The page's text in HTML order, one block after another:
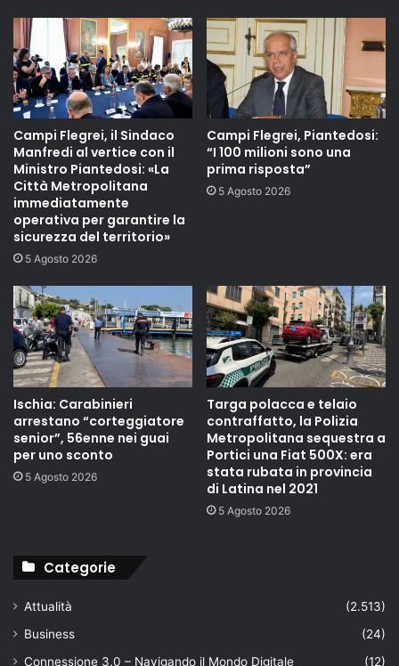
Campi Flegrei, il Sindaco
Manfredi al vertice con il
Ministro Piantedosi: «La
Città Metropolitana
immediatamente
operativa per garantire la
sicurezza del territorio»
5 Agosto 2026
Campi Flegrei, Piantedosi:
“I 100 milioni sono una
prima risposta”
5 Agosto 2026
Ischia: Carabinieri
arrestano “corteggiatore
senior”, 56enne nei guai
per uno sconto
5 Agosto 2026
Targa polacca e telaio
contraffatto, la Polizia
Metropolitana sequestra a
Portici una Fiat 500X: era
stata rubata in provincia
di Latina nel 2021
5 Agosto 2026
Categorie
Attualità
(2.513)
Business
(24)
Connessione 3.0 – Navigando il Mondo Digitale
(12)